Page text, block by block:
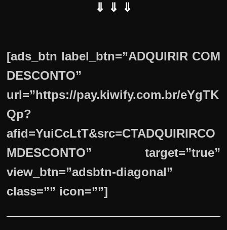
⇓ ⇓ ⇓
[ads_btn label_btn=”ADQUIRIR COM
DESCONTO”
url=”https://pay.kiwify.com.br/eYgTK
Qp?
afid=YuiCcLtT&src=CTADQUIRIRCO
MDESCONTO” target=”true”
view_btn=”adsbtn-diagonal”
class=”” icon=””]